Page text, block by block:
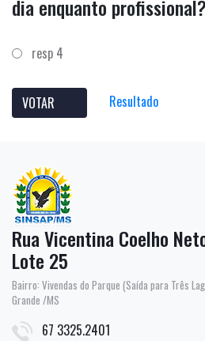
dia enquanto
resp 4
VOTAR Resultado
Rua Vicentina Coelho
Lote 25
Bairro: Vivendas do Parque (Saída para Três
Grande /MS
67 3325.2401